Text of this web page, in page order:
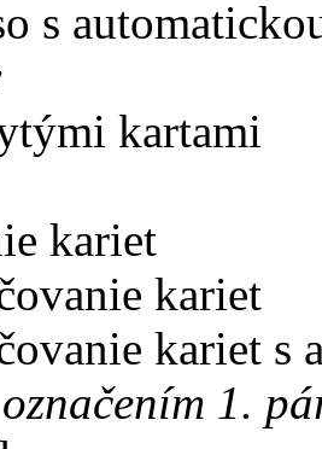
s
kartami
kariet
kariet
kariet s
1.